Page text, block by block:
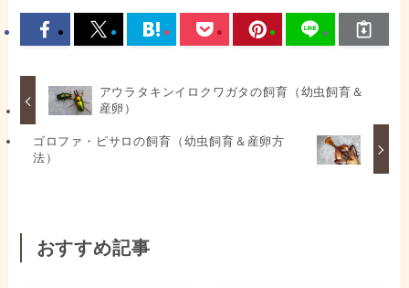
アウラタキンイロクワガタの飼育（幼虫飼育＆
産卵）
ゴロファ・ピサロの飼育（幼虫飼育＆産卵方
法）
おすすめ記事